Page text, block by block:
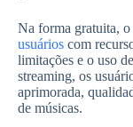
Na forma gratuita,
usuários com
limitações e o uso
streaming, os
aprimorada,
de músicas.